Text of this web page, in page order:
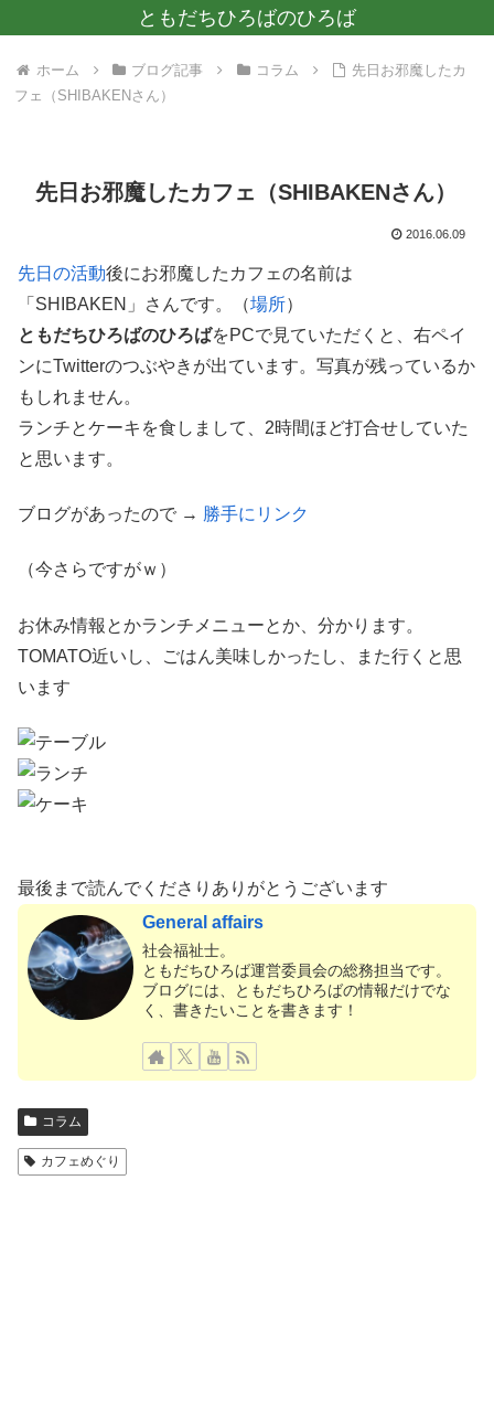
ともだちひろばのひろば
ホーム ブログ記事 コラム
先日お邪魔したカ
フェ（SHIBAKENさん）
先日お邪魔したカフェ（SHIBAKENさん）
2016.06.09
先日の活動後にお邪魔したカフェの名前は
「SHIBAKEN」さんです。（場所）
ともだちひろばのひろばをPCで見ていただくと、右ペイ
ンにTwitterのつぶやきが出ています。写真が残っているか
もしれません。
ランチとケーキを食しまして、2時間ほど打合せしていた
と思います。
ブログがあったので → 勝手にリンク
（今さらですがｗ）
お休み情報とかランチメニューとか、分かります。
TOMATO近いし、ごはん美味しかったし、また行くと思
います
最後まで読んでくださりありがとうございます
General affairs
社会福祉士。
ともだちひろば運営委員会の総務担当です。
ブログには、ともだちひろばの情報だけでな
く、書きたいことを書きます！
コラム
カフェめぐり